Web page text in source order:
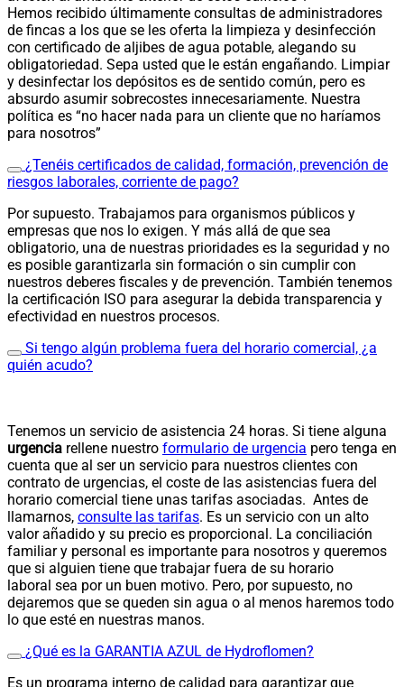
Hemos recibido últimamente consultas de administradores
de fincas a los que se les oferta la limpieza y desinfección
con certificado de aljibes de agua potable, alegando su
obligatoriedad. Sepa usted que le están engañando. Limpiar
y desinfectar los depósitos es de sentido común, pero es
absurdo asumir sobrecostes innecesariamente. Nuestra
política es “no hacer nada para un cliente que no haríamos
para nosotros”
¿Tenéis certificados de calidad, formación, prevención de
riesgos laborales, corriente de pago?
Por supuesto. Trabajamos para organismos públicos y
empresas que nos lo exigen. Y más allá de que sea
obligatorio, una de nuestras prioridades es la seguridad y no
es posible garantizarla sin formación o sin cumplir con
nuestros deberes fiscales y de prevención. También tenemos
la certificación ISO para asegurar la debida transparencia y
efectividad en nuestros procesos.
Si tengo algún problema fuera del horario comercial, ¿a
quién acudo?
Tenemos un servicio de asistencia 24 horas. Si tiene alguna
urgencia rellene nuestro formulario de urgencia pero tenga en
cuenta que al ser un servicio para nuestros clientes con
contrato de urgencias, el coste de las asistencias fuera del
horario comercial tiene unas tarifas asociadas. Antes de
llamarnos, consulte las tarifas. Es un servicio con un alto
valor añadido y su precio es proporcional. La conciliación
familiar y personal es importante para nosotros y queremos
que si alguien tiene que trabajar fuera de su horario
laboral sea por un buen motivo. Pero, por supuesto, no
dejaremos que se queden sin agua o al menos haremos todo
lo que esté en nuestras manos.
¿Qué es la GARANTIA AZUL de Hydroflomen?
Es un programa interno de calidad para garantizar que